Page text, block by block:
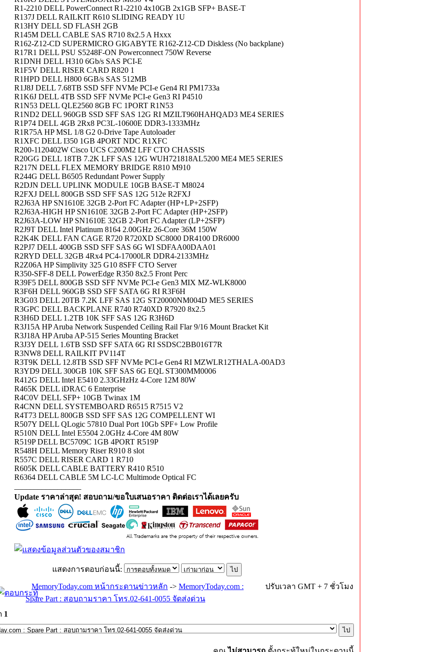
R1-2210 DELL PowerConnect R1-2210 4x10GB 2x1GB SFP+ BASE-T
R137J DELL RAILKIT R610 SLIDING READY 1U
R13HY DELL SD FLASH 2GB
R145M DELL CABLE SAS R710 8x2.5 A Hxxx
R162-Z12-CD SUPERMICRO GIGABYTE R162-Z12-CD Diskless (No backplane)
R17R1 DELL PSU S5248F-ON Powerconnect 750W Reverse
R1DNH DELL H310 6Gb/s SAS PCI-E
R1F5V DELL RISER CARD R820 1
R1HPD DELL H800 6GB/s SAS 512MB
R1J8J DELL 7.68TB SSD SFF NVMe PCI-e Gen4 RI PM1733a
R1K6J DELL 4TB SSD SFF NVMe PCI-e Gen3 RI P4510
R1N53 DELL QLE2560 8GB FC 1PORT R1N53
R1ND2 DELL 960GB SSD SFF SAS 12G RI MZILT960HAHQAD3 ME4 SERIES
R1P74 DELL 4GB 2Rx8 PC3L-10600E DDR3-1333MHz
R1R75A HP MSL 1/8 G2 0-Drive Tape Autoloader
R1XFC DELL I350 1GB 4PORT NDC R1XFC
R200-1120402W Cisco UCS C200M2 LFF CTO CHASSIS
R20GG DELL 18TB 7.2K LFF SAS 12G WUH721818AL5200 ME4 ME5 SERIES
R217N DELL FLEX MEMORY BRIDGE R810 M910
R244G DELL B6505 Redundant Power Supply
R2DJN DELL UPLINK MODULE 10GB BASE-T M8024
R2FXJ DELL 800GB SSD SFF SAS 12G 512e R2FXJ
R2J63A HP SN1610E 32GB 2-Port FC Adapter (HP+LP+2SFP)
R2J63A-HIGH HP SN1610E 32GB 2-Port FC Adapter (HP+2SFP)
R2J63A-LOW HP SN1610E 32GB 2-Port FC Adapter (LP+2SFP)
R2J9T DELL Intel Platinum 8164 2.00GHz 26-Core 36M 150W
R2K4K DELL FAN CAGE R720 R720XD SC8000 DR4100 DR6000
R2PJ7 DELL 400GB SSD SFF SAS 6G WI SDFAA00DAA01
R2RYD DELL 32GB 4Rx4 PC4-17000LR DDR4-2133MHz
R2Z06A HP Simplivity 325 G10 8SFF CTO Server
R350-SFF-8 DELL PowerEdge R350 8x2.5 Front Perc
R39F5 DELL 800GB SSD SFF NVMe PCI-e Gen3 MIX MZ-WLK8000
R3F6H DELL 960GB SSD SFF SATA 6G RI R3F6H
R3G03 DELL 20TB 7.2K LFF SAS 12G ST20000NM004D ME5 SERIES
R3GPC DELL BACKPLANE R740 R740XD R7920 8x2.5
R3H6D DELL 1.2TB 10K SFF SAS 12G R3H6D
R3J15A HP Aruba Network Suspended Ceiling Rail Flar 9/16 Mount Bracket Kit
R3J18A HP Aruba AP-515 Series Mounting Bracket
R3J3Y DELL 1.6TB SSD SFF SATA 6G RI SSDSC2BB016T7R
R3NW8 DELL RAILKIT PV114T
R3T9K DELL 12.8TB SSD SFF NVMe PCI-e Gen4 RI MZWLR12THALA-00AD3
R3YD9 DELL 300GB 10K SFF SAS 6G EQL ST300MM0006
R412G DELL Intel E5410 2.33GHzHz 4-Core 12M 80W
R465K DELL iDRAC 6 Enterprise
R4C0V DELL SFP+ 10GB Twinax 1M
R4CNN DELL SYSTEMBOARD R6515 R7515 V2
R4T73 DELL 800GB SSD SFF SAS 12G COMPELLENT WI
R507Y DELL QLogic 57810 Dual Port 10Gb SPF+ Low Profile
R510N DELL Intel E5504 2.0GHz 4-Core 4M 80W
R519P DELL BC5709C 1GB 4PORT R519P
R548H DELL Memory Riser R910 8 slot
R557C DELL RISER CARD 1 R710
R605K DELL CABLE BATTERY R410 R510
R6364 DELL CABLE 5M LC-LC Multimode Optical FC
Update ราคาล่าสุด! สอบถาม/ขอใบเสนอราคา ติดต่อเราได้เลยครับ
แสดงการตอบก่อนนี้:
MemoryToday.com หน้ากระดานข่าวหลัก -> MemoryToday.com :
Spare Part : สอบถามราคา โทร.02-641-0055 จัดส่งด่วน
ปรับเวลา GMT + 7 ชั่วโมง
1